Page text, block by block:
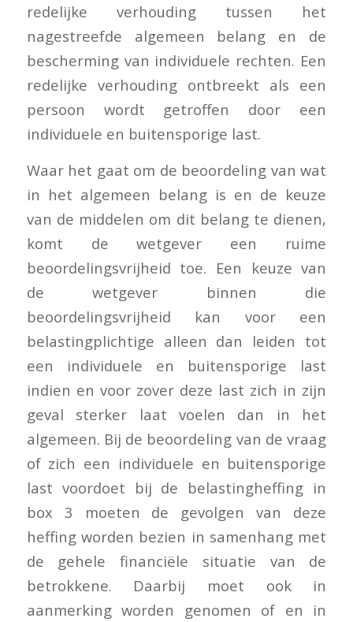
redelijke verhouding tussen het
nagestreefde algemeen belang en de
bescherming van individuele rechten. Een
redelijke verhouding ontbreekt als een
persoon wordt getroffen door een
individuele en buitensporige last.
Waar het gaat om de beoordeling van wat
in het algemeen belang is en de keuze
van de middelen om dit belang te dienen,
komt de wetgever een ruime
beoordelingsvrijheid toe. Een keuze van
de wetgever binnen die
beoordelingsvrijheid kan voor een
belastingplichtige alleen dan leiden tot
een individuele en buitensporige last
indien en voor zover deze last zich in zijn
geval sterker laat voelen dan in het
algemeen. Bij de beoordeling van de vraag
of zich een individuele en buitensporige
last voordoet bij de belastingheffing in
box 3 moeten de gevolgen van deze
heffing worden bezien in samenhang met
de gehele financiële situatie van de
betrokkene. Daarbij moet ook in
aanmerking worden genomen of en in